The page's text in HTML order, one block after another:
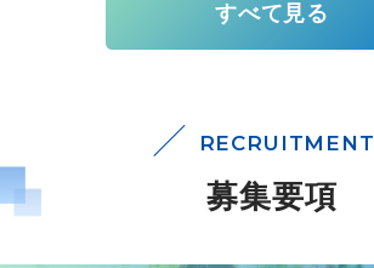
すべて見る
RECRUITMENT
募集要項